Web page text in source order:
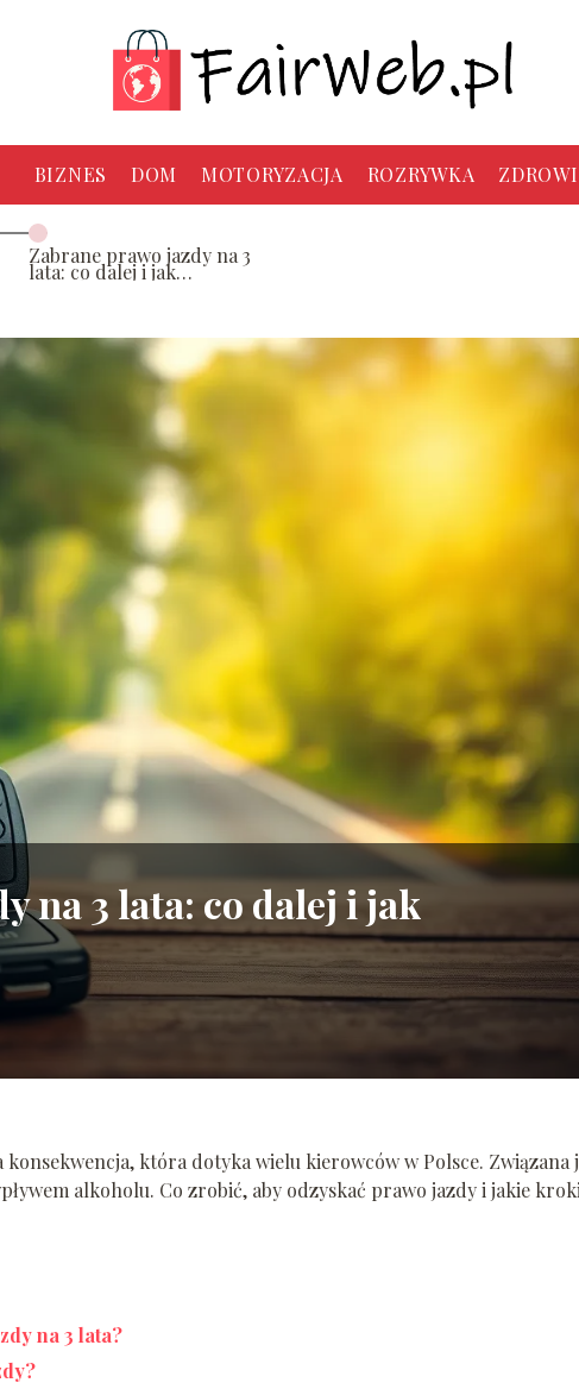
BIZNES DOM MOTORYZACJA ROZRYWKA
Zabrane prawo jazdy na 3
lata: co dalej i jak
odzyskać?
na 3 lata: co dalej i jak
która dotyka wielu kierowców w Polsce. Związana
alkoholu. Co zrobić, aby odzyskać prawo jazdy i jakie kroki
na 3 lata?